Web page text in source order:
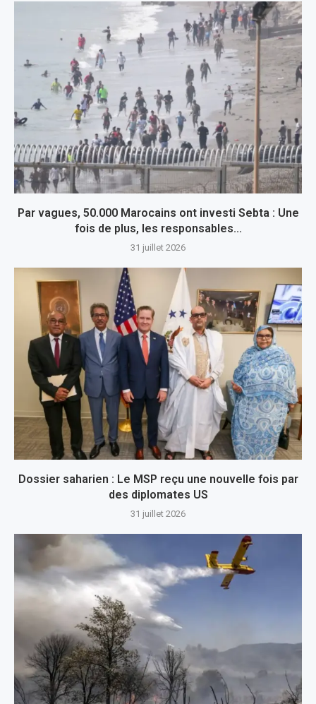
Par vagues, 50.000 Marocains ont investi Sebta : Une
fois de plus, les responsables...
31 juillet 2026
Dossier saharien : Le MSP reçu une nouvelle fois par
des diplomates US
31 juillet 2026